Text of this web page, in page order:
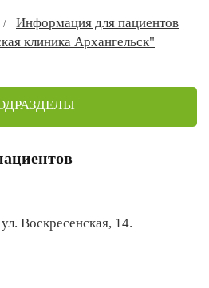
Информация для пациентов
клиника Архангельск"
Воскресенская, 14.